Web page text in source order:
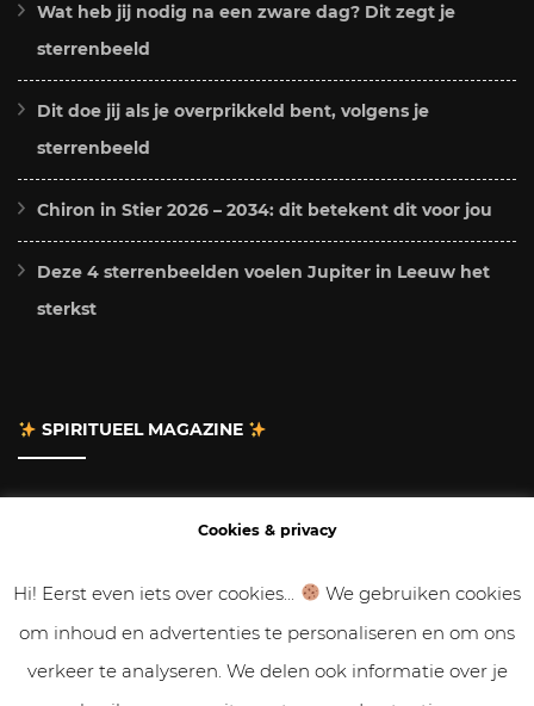
Wat heb jij nodig na een zware dag? Dit zegt je
sterrenbeeld
Dit doe jij als je overprikkeld bent, volgens je
sterrenbeeld
Chiron in Stier 2026 – 2034: dit betekent dit voor jou
Deze 4 sterrenbeelden voelen Jupiter in Leeuw het
sterkst
SPIRITUEEL MAGAZINE
Gastbloggen
Samenwerken
Cookies & privacy
Hi! Eerst even iets over cookies...
We gebruiken cookies
om inhoud en advertenties te personaliseren en om ons
verkeer te analyseren. We delen ook informatie over je